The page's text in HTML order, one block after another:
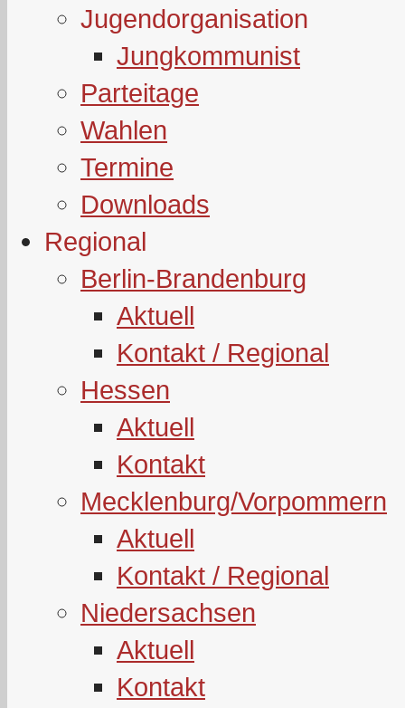
Jugendorganisation
Jungkommunist
Parteitage
Wahlen
Termine
Downloads
Regional
Berlin-Brandenburg
Aktuell
Kontakt / Regional
Hessen
Aktuell
Kontakt
Mecklenburg/Vorpommern
Aktuell
Kontakt / Regional
Niedersachsen
Aktuell
Kontakt